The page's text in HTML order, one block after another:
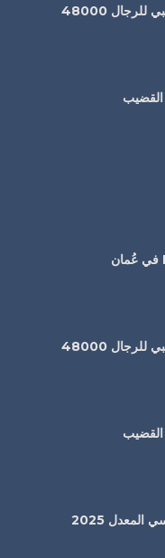
48000
القضيب
48000
القضيب
2025